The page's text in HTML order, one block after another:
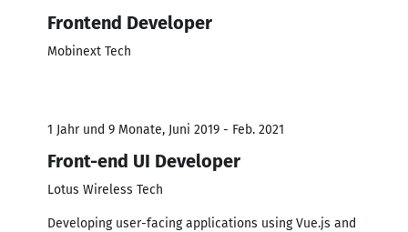
Frontend Developer
Mobinext Tech
1 Jahr und 9 Monate, Juni 2019 - Feb. 2021
Front-end UI Developer
Lotus Wireless Tech
Developing user-facing applications using Vue.js and